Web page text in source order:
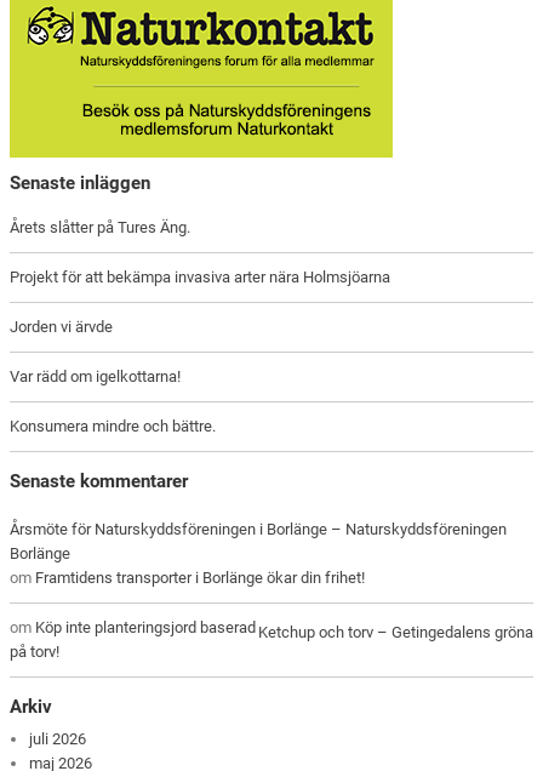
Senaste inläggen
Årets slåtter på Tures Äng.
Projekt för att bekämpa invasiva arter nära Holmsjöarna
Jorden vi ärvde
Var rädd om igelkottarna!
Konsumera mindre och bättre.
Senaste kommentarer
Årsmöte för Naturskyddsföreningen i Borlänge – Naturskyddsföreningen
Borlänge
om Framtidens transporter i Borlänge ökar din frihet!
Ketchup och torv – Getingedalens gröna
om Köp inte planteringsjord baserad
på torv!
Arkiv
juli 2026
maj 2026